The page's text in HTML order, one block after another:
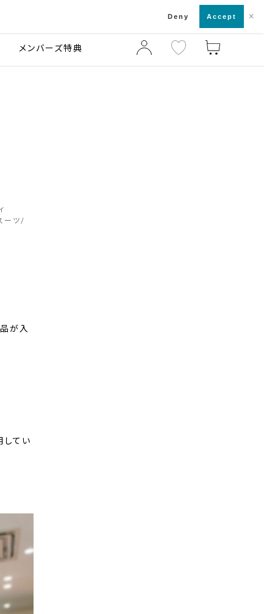
店舗一覧・来店予約
メンバーズ特典
ーツ
が入
してい
Deny Accept ×